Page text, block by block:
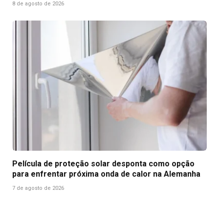
8 de agosto de 2026
Película de proteção solar desponta como opção
para enfrentar próxima onda de calor na Alemanha
7 de agosto de 2026